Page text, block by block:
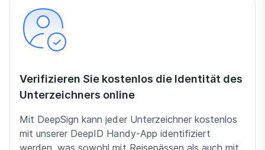
Verifizieren Sie kostenlos die Identität des
Unterzeichners online
Mit DeepSign kann jeder Unterzeichner kostenlos
mit unserer DeepID Handy-App identifiziert
werden, was sowohl mit Reisepässen als auch mit